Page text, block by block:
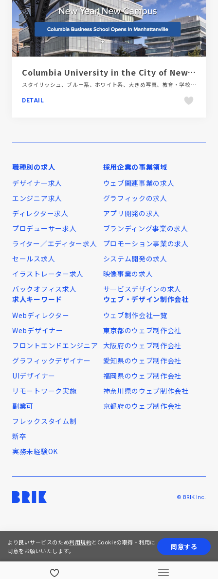
Columbia University in the City of New York
スタイリッシュ、ブルー系、ホワイト系、大きめ写真、教育・学校、施設・店舗サイト、海外サイト
DETAIL
職種別の求人
デザイナー求人
エンジニア求人
ディレクター求人
プロデューサー求人
ライター／エディター求人
セールス求人
イラストレーター求人
バックオフィス求人
採用企業の事業領域
ウェブ関連事業の求人
グラフィックの求人
アプリ開発の求人
ブランディング事業の求人
プロモーション事業の求人
システム開発の求人
映像事業の求人
サービスデザインの求人
求人キーワード
Webディレクター
Webデザイナー
フロントエンドエンジニア
グラフィックデザイナー
UIデザイナー
リモートワーク実施
副業可
フレックスタイム制
新卒
実務未経験OK
ウェブ・デザイン制作会社
ウェブ制作会社一覧
東京都のウェブ制作会社
大阪府のウェブ制作会社
愛知県のウェブ制作会社
福岡県のウェブ制作会社
神奈川県のウェブ制作会社
京都府のウェブ制作会社
© BRIK Inc.
より良いサービスのため利用規約とCookieの取得・利用に
同意をお願いいたします。
同意する